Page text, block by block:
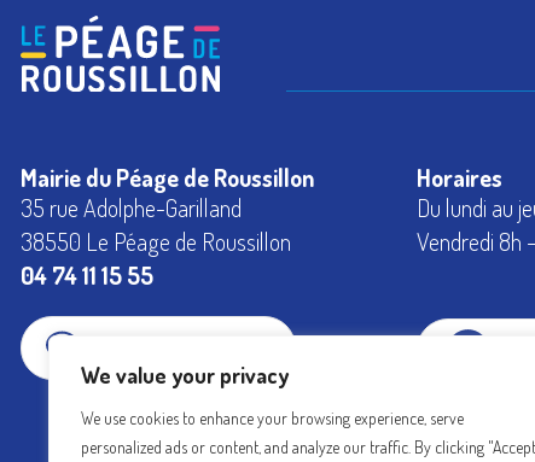
We value your privacy
We use cookies to enhance your browsing experience, serve
personalized ads or content, and analyze our traffic. By clicking "Accept
Mairie du Péage de Roussillon
35 rue Adolphe-Garilland
38550 Le Péage de Roussillon
04 74 11 15 55
Horaires
Du lundi au
Vendredi 8h